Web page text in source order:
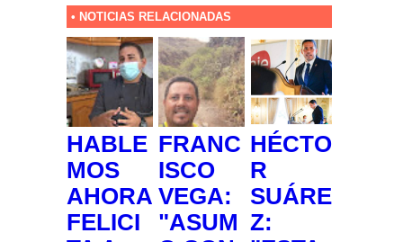
• NOTICIAS RELACIONADAS
HABLE
MOS
AHORA
FELICI
FRANC
ISCO
VEGA:
"ASUM
HÉCTO
R
SUÁRE
Z: